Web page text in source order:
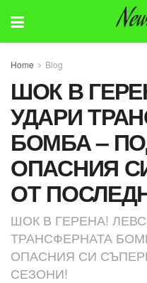
Home Blog
ШОК В
УДАРИ
БОМБА –
ОПАСНИЯ
ОТ
ШОК В ГЕРЕНА!
ТРАНСФЕРНАТА
ОПАСНИЯ СИ
СЕЗОНИ!